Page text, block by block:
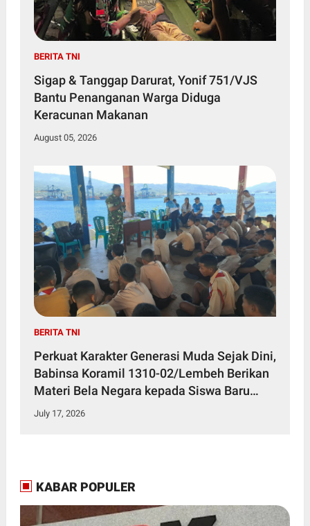
BERITA TNI
Sigap & Tanggap Darurat, Yonif 751/VJS
Bantu Penanganan Warga Diduga
Keracunan Makanan
August 05, 2026
BERITA TNI
Perkuat Karakter Generasi Muda Sejak Dini,
Babinsa Koramil 1310-02/Lembeh Berikan
Materi Bela Negara kepada Siswa Baru
SMKN 3 Bitung dalam Kegiatan MPLS
July 17, 2026
KABAR POPULER